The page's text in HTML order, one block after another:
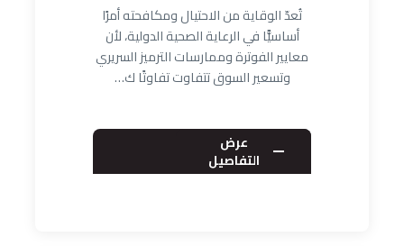
تُعدّ الوقاية من الاحتيال ومكافحته أمرًا
أساسيًّا في الرعاية الصحية الدولية، لأن
معايير الفوترة وممارسات الترميز السريري
وتسعير السوق تتفاوت تفاوتًا ك…
عرض
التفاصيل